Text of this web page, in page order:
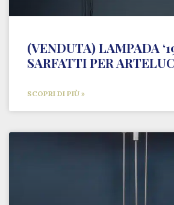
(VENDUTA) LAMPADA
SARFATTI PER
SCOPRI DI PIÙ »